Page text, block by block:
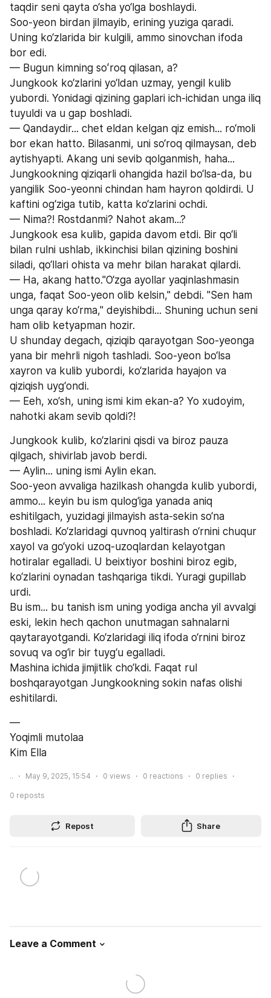
taqdir seni qayta o‘sha yo‘lga boshlaydi.
Soo-yeon birdan jilmayib, erining yuziga qaradi.
Uning ko‘zlarida bir kulgili, ammo sinovchan ifoda
bor edi.
— Bugun kimning soʻroq qilasan, a?
Jungkook ko‘zlarini yo‘ldan uzmay, yengil kulib
yubordi. Yonidagi qizining gaplari ich-ichidan unga iliq
tuyuldi va u gap boshladi.
— Qandaydir... chet eldan kelgan qiz emish... ro‘moli
bor ekan hatto. Bilasanmi, uni so‘roq qilmaysan, deb
aytishyapti. Akang uni sevib qolganmish, haha...
Jungkookning qiziqarli ohangida hazil bo‘lsa-da, bu
yangilik Soo-yeonni chindan ham hayron qoldirdi. U
kaftini og‘ziga tutib, katta ko‘zlarini ochdi.
— Nima?! Rostdanmi? Nahot akam...?
Jungkook esa kulib, gapida davom etdi. Bir qo‘li
bilan rulni ushlab, ikkinchisi bilan qizining boshini
siladi, qo‘llari ohista va mehr bilan harakat qilardi.
— Ha, akang hatto."O‘zga ayollar yaqinlashmasin
unga, faqat Soo-yeon olib kelsin," debdi. "Sen ham
unga qaray ko‘rma," deyishibdi... Shuning uchun seni
ham olib ketyapman hozir.
U shunday degach, qiziqib qarayotgan Soo-yeonga
yana bir mehrli nigoh tashladi. Soo-yeon bo‘lsa
xayron va kulib yubordi, ko‘zlarida hayajon va
qiziqish uyg‘ondi.
— Eeh, xo‘sh, uning ismi kim ekan-a? Yo xudoyim,
nahotki akam sevib qoldi?!
Jungkook kulib, ko‘zlarini qisdi va biroz pauza
qilgach, shivirlab javob berdi.
— Aylin... uning ismi Aylin ekan.
Soo-yeon avvaliga hazilkash ohangda kulib yubordi,
ammo... keyin bu ism qulog‘iga yanada aniq
eshitilgach, yuzidagi jilmayish asta-sekin so‘na
boshladi. Ko‘zlaridagi quvnoq yaltirash o‘rnini chuqur
xayol va go‘yoki uzoq-uzoqlardan kelayotgan
hotiralar egalladi. U beixtiyor boshini biroz egib,
ko‘zlarini oynadan tashqariga tikdi. Yuragi gupillab
urdi.
Bu ism... bu tanish ism uning yodiga ancha yil avvalgi
eski, lekin hech qachon unutmagan sahnalarni
qaytarayotgandi. Ko‘zlaridagi iliq ifoda o‘rnini biroz
sovuq va og‘ir bir tuyg‘u egalladi.
Mashina ichida jimjitlik cho‘kdi. Faqat rul
boshqarayotgan Jungkookning sokin nafas olishi
eshitilardi.
—
Yoqimli mutolaa
Kim Ella
.. May 9, 2025, 15:54 0 views 0 reactions 0 replies
0 reposts
Repost Share
Leave a Comment